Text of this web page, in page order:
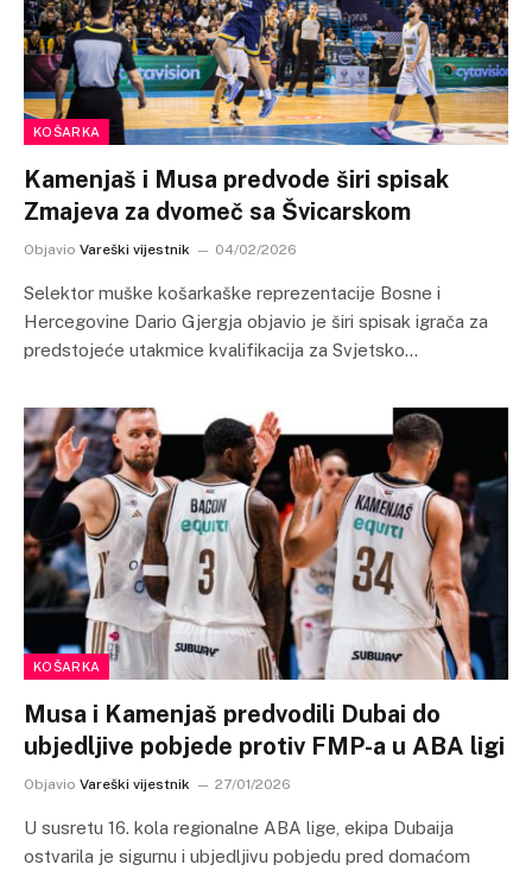
KOŠARKA
Kamenjaš i Musa predvode širi spisak
Zmajeva za dvomeč sa Švicarskom
Objavio Vareški vijestnik 04/02/2026
Selektor muške košarkaške reprezentacije Bosne i
Hercegovine Dario Gjergja objavio je širi spisak igrača za
predstojeće utakmice kvalifikacija za Svjetsko…
KOŠARKA
Musa i Kamenjaš predvodili Dubai do
ubjedljive pobjede protiv FMP-a u ABA ligi
Objavio Vareški vijestnik 27/01/2026
U susretu 16. kola regionalne ABA lige, ekipa Dubaija
ostvarila je sigurnu i ubjedljivu pobjedu pred domaćom